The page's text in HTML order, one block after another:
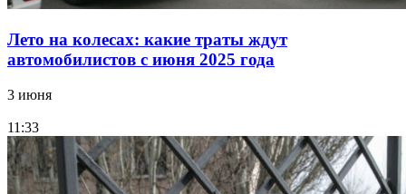
Лето на колесах: какие траты ждут
автомобилистов с июня 2025 года
3 июня
11:33